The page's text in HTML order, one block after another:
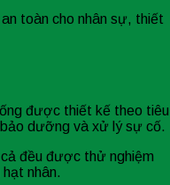
toàn cho nhân sự, thiết
được thiết kế theo tiêu
dưỡng và xử lý sự cố.
đều được thử nghiệm
nhân.